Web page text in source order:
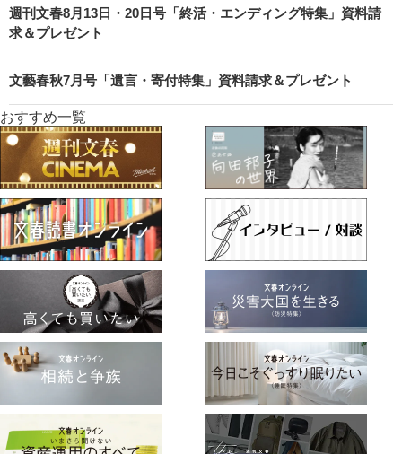
週刊文春8月13日・20日号「終活・エンディング特集」資料請
求＆プレゼント
文藝春秋7月号「遺言・寄付特集」資料請求＆プレゼント
おすすめ一覧